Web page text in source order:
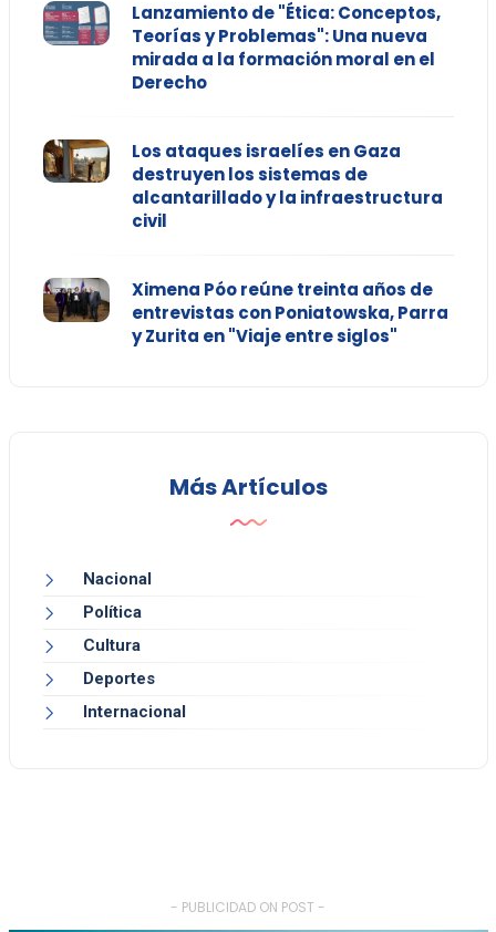
Lanzamiento de "Ética: Conceptos,
Teorías y Problemas": Una nueva
mirada a la formación moral en el
Derecho
Los ataques israelíes en Gaza
destruyen los sistemas de
alcantarillado y la infraestructura
civil
Ximena Póo reúne treinta años de
entrevistas con Poniatowska, Parra
y Zurita en "Viaje entre siglos"
Más Artículos
Nacional
Política
Cultura
Deportes
Internacional
- PUBLICIDAD ON POST -